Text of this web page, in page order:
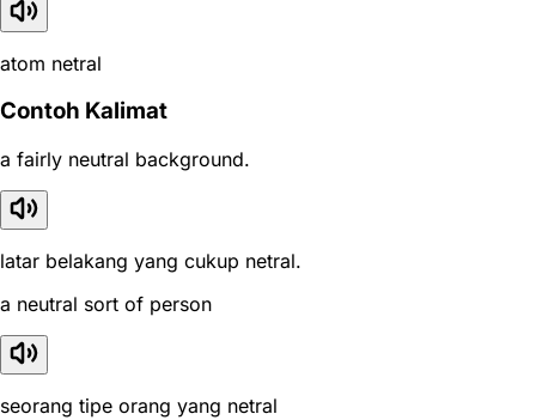
atom netral
Contoh Kalimat
a fairly neutral background.
latar belakang yang cukup netral.
a neutral sort of person
seorang tipe orang yang netral